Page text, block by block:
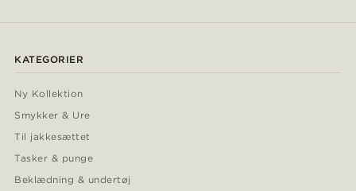
KATEGORIER
Ny Kollektion
Smykker & Ure
Til jakkesættet
Tasker & punge
Beklædning & undertøj